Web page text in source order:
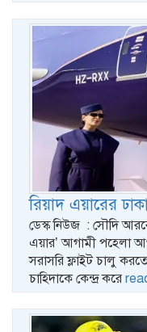
রিয়াদ এয়ারের
ডেস্ক নিউজ : সৌদি
এয়ার’ আগামী পহেলা
সরাসরি ফ্লাইট চালু করতে
চাহিদাকে কেন্দ্র করে